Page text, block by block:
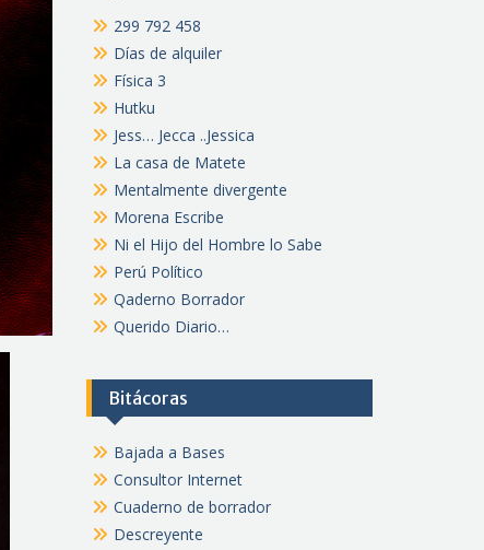
299 792 458
Días de alquiler
Física 3
Hutku
Jess… Jecca ..Jessica
La casa de Matete
Mentalmente divergente
Morena Escribe
Ni el Hijo del Hombre lo Sabe
Perú Político
Qaderno Borrador
Querido Diario…
Bitácoras
Bajada a Bases
Consultor Internet
Cuaderno de borrador
Descreyente